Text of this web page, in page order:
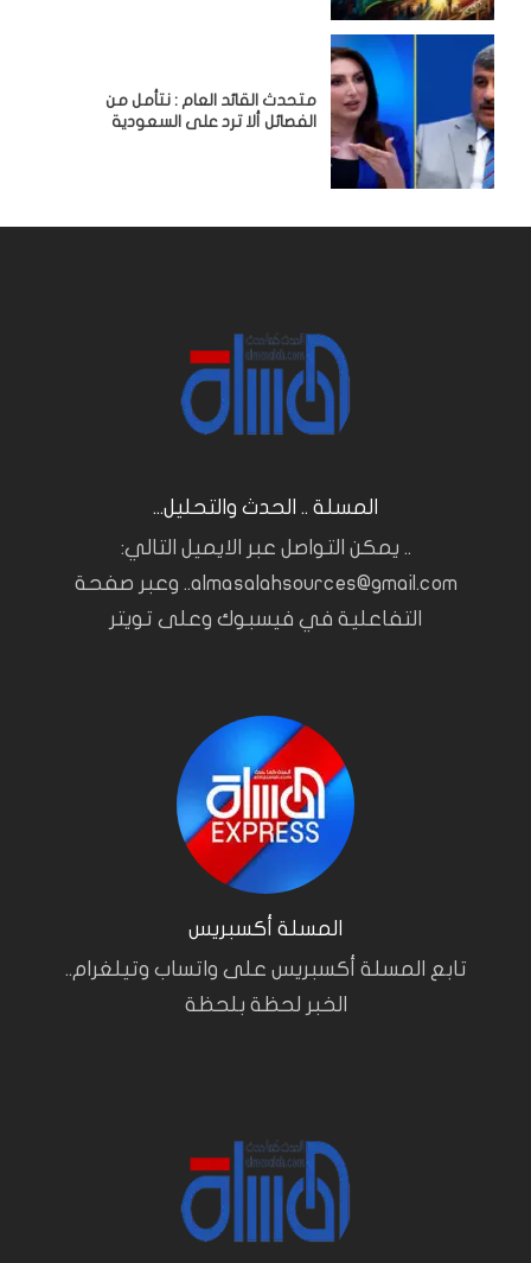
متحدث القائد العام : نتأمل من
الفصائل ألا ترد على السعودية
المسلة .. الحدث والتحليل...
.. يمكن التواصل عبر الايميل التالي:
almasalahsources@gmail.com.. وعبر صفحة
التفاعلية في فيسبوك وعلى تويتر
المسلة أكسبريس
تابع المسلة أكسبريس على واتساب وتيلغرام..
الخبر لحظة بلحظة